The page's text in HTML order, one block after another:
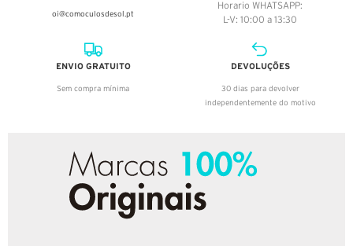
oi@comoculosdesol.pt
Horario WHATSAPP:
L-V: 10:00 a 13:30
ENVIO GRATUITO
Sem compra mínima
DEVOLUÇÕES
30 dias para devolver
independentemente do motivo